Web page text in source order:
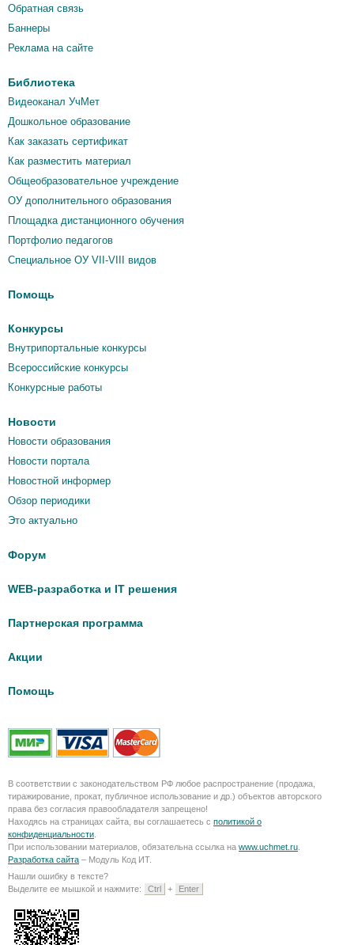
Обратная связь
Баннеры
Реклама на сайте
Библиотека
Видеоканал УчМет
Дошкольное образование
Как заказать сертификат
Как разместить материал
Общеобразовательное учреждение
ОУ дополнительного образования
Площадка дистанционного обучения
Портфолио педагогов
Специальное ОУ VII-VIII видов
Помощь
Конкурсы
Внутрипортальные конкурсы
Всероссийские конкурсы
Конкурсные работы
Новости
Новости образования
Новости портала
Новостной информер
Обзор периодики
Это актуально
Форум
WEB-разработка и IT решения
Партнерская программа
Акции
Помощь
В соответствии с законодательством РФ любое распространение (продажа,
тиражирование, прокат, публичное использование и др.) объектов авторского
права без согласия правообладателя запрещено!
Находясь на страницах сайта, вы соглашаетесь с политикой о
конфиденциальности
При использовании материалов, обязательна ссылка на www.uchmet.ru
Разработка сайта – Модуль Код ИТ.
Нашли ошибку в тексте?
Выделите ее мышкой и нажмите:
Ctrl + Enter